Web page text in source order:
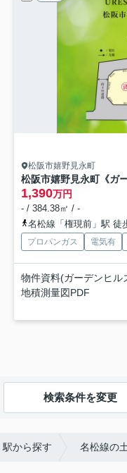
松阪市嬉野見永町
1,390万円
- / 384.38㎡ / -
名松線「権現前」駅 徒
プロパンガス 電気有
物件資料(ガーデンヒル
地積測量図PDF
検索条件を変更
駅から探す 名松線の